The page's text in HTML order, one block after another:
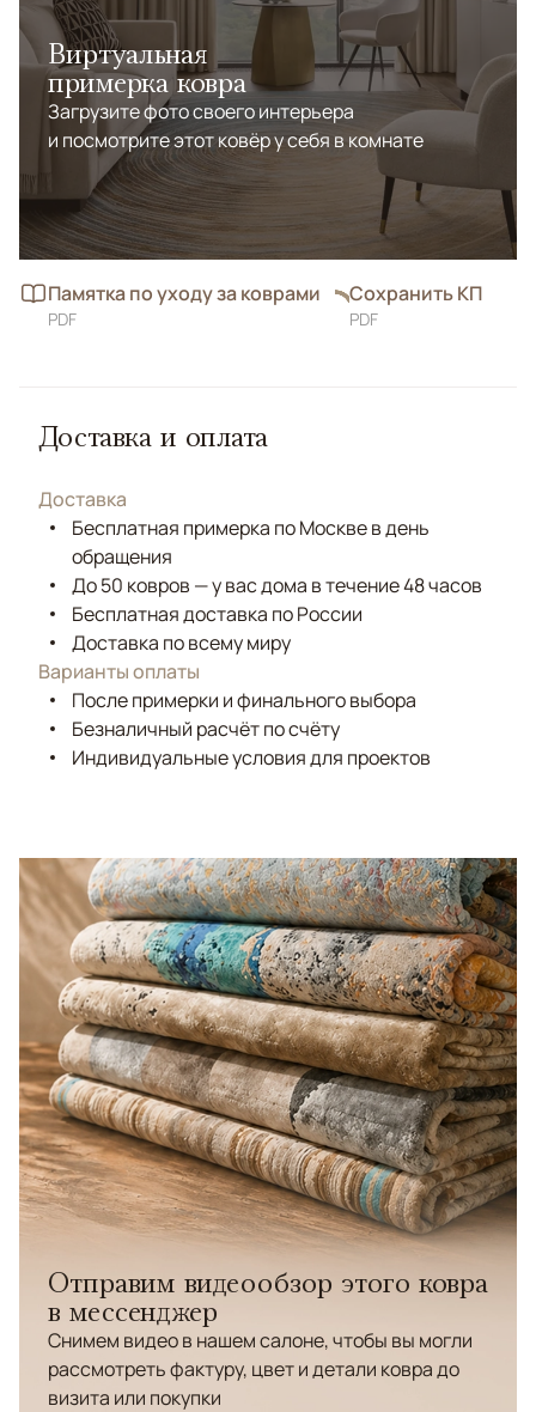
Виртуальная
примерка ковра
Загрузите фото своего интерьера
и посмотрите этот ковёр у себя в комнате
Памятка по уходу за коврами
PDF
Сохранить КП
PDF
Доставка и оплата
Доставка
Бесплатная примерка по Москве в день
обращения
До 50 ковров — у вас дома в течение 48 часов
Бесплатная доставка по России
Доставка по всему миру
Варианты оплаты
После примерки и финального выбора
Безналичный расчёт по счёту
Индивидуальные условия для проектов
Отправим видеообзор этого ковра
в мессенджер
Снимем видео в нашем салоне, чтобы вы могли
рассмотреть фактуру, цвет и детали ковра до
визита или покупки